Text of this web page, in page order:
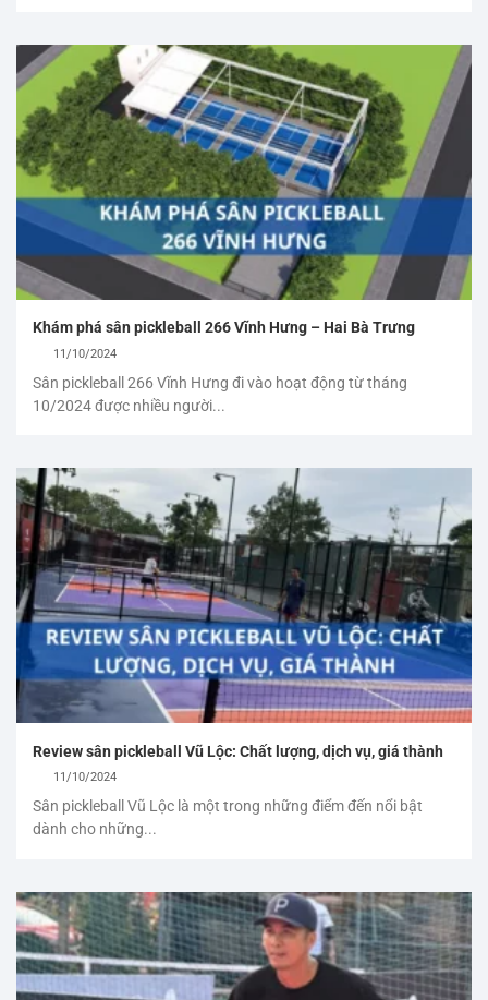
Khám phá sân pickleball 266 Vĩnh Hưng – Hai Bà Trưng
11/10/2024
Sân pickleball 266 Vĩnh Hưng đi vào hoạt động từ tháng
10/2024 được nhiều người...
Review sân pickleball Vũ Lộc: Chất lượng, dịch vụ, giá thành
11/10/2024
Sân pickleball Vũ Lộc là một trong những điểm đến nổi bật
dành cho những...